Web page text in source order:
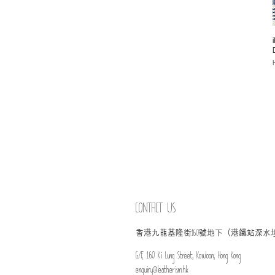
CONTACT US
​香港九龍基隆街160號地下（港鐵站深水
G/F, 160 Ki Lung Street, Kowloon, Hong Kong
enquiry@leatherism.hk